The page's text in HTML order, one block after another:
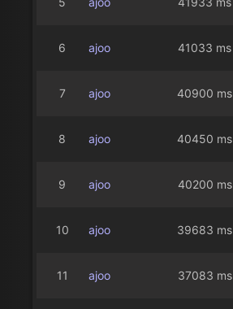
6 ajoo 41033 ms
7 ajoo 40900 ms
8 ajoo 40450 ms
9 ajoo 40200 ms
10 ajoo 39683 ms
11 ajoo 37083 ms